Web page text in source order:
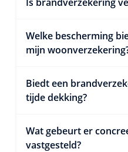
Welke bescherming
mijn
Biedt een
tijde dekking?
Wat gebeurt er
vastgesteld?